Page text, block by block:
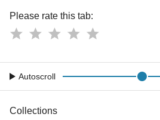
Please rate this tab:
Autoscroll
Collections